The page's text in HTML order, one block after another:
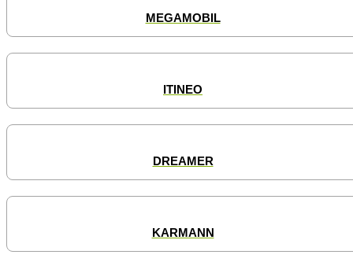
MEGAMOBIL
ITINEO
DREAMER
KARMANN